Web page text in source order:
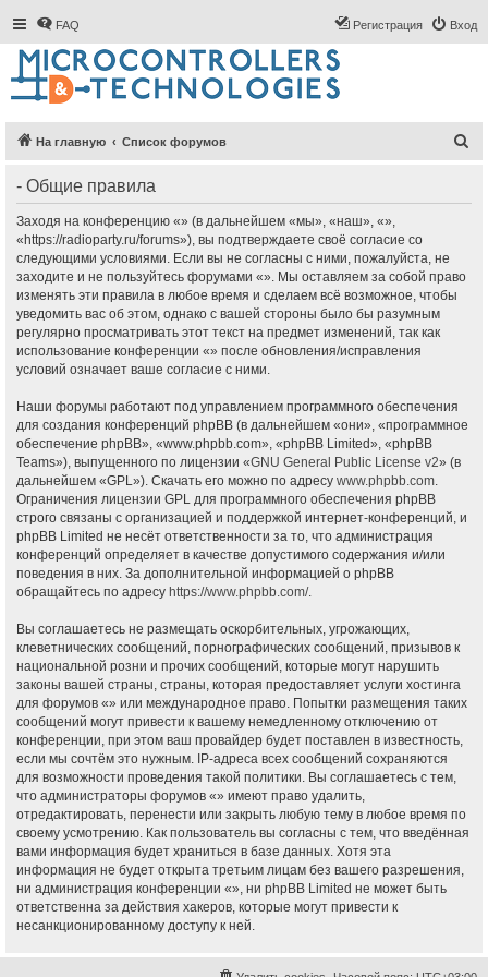
FAQ Вход
Регистрация
На главную Список форумов
- Общие правила
Заходя на конференцию «» (в дальнейшем «мы», «наш», «»,
«https://radioparty.ru/forums»), вы подтверждаете своё согласие со
следующими условиями. Если вы не согласны с ними, пожалуйста, не
заходите и не пользуйтесь форумами «». Мы оставляем за собой право
изменять эти правила в любое время и сделаем всё возможное, чтобы
уведомить вас об этом, однако с вашей стороны было бы разумным
регулярно просматривать этот текст на предмет изменений, так как
использование конференции «» после обновления/исправления
условий означает ваше согласие с ними.
Наши форумы работают под управлением программного обеспечения
для создания конференций phpBB (в дальнейшем «они», «программное
обеспечение phpBB», «www.phpbb.com», «phpBB Limited», «phpBB
Teams»), выпущенного по лицензии «GNU General Public License v2» (в
дальнейшем «GPL»). Скачать его можно по адресу www.phpbb.com.
Ограничения лицензии GPL для программного обеспечения phpBB
строго связаны с организацией и поддержкой интернет-конференций, и
phpBB Limited не несёт ответственности за то, что администрация
конференций определяет в качестве допустимого содержания и/или
поведения в них. За дополнительной информацией о phpBB
обращайтесь по адресу https://www.phpbb.com/.
Вы соглашаетесь не размещать оскорбительных, угрожающих,
клеветнических сообщений, порнографических сообщений, призывов к
национальной розни и прочих сообщений, которые могут нарушить
законы вашей страны, страны, которая предоставляет услуги хостинга
для форумов «» или международное право. Попытки размещения таких
сообщений могут привести к вашему немедленному отключению от
конференции, при этом ваш провайдер будет поставлен в известность,
если мы сочтём это нужным. IP-адреса всех сообщений сохраняются
для возможности проведения такой политики. Вы соглашаетесь с тем,
что администраторы форумов «» имеют право удалить,
отредактировать, перенести или закрыть любую тему в любое время по
своему усмотрению. Как пользователь вы согласны с тем, что введённая
вами информация будет храниться в базе данных. Хотя эта
информация не будет открыта третьим лицам без вашего разрешения,
ни администрация конференции «», ни phpBB Limited не может быть
ответственна за действия хакеров, которые могут привести к
несанкционированному доступу к ней.